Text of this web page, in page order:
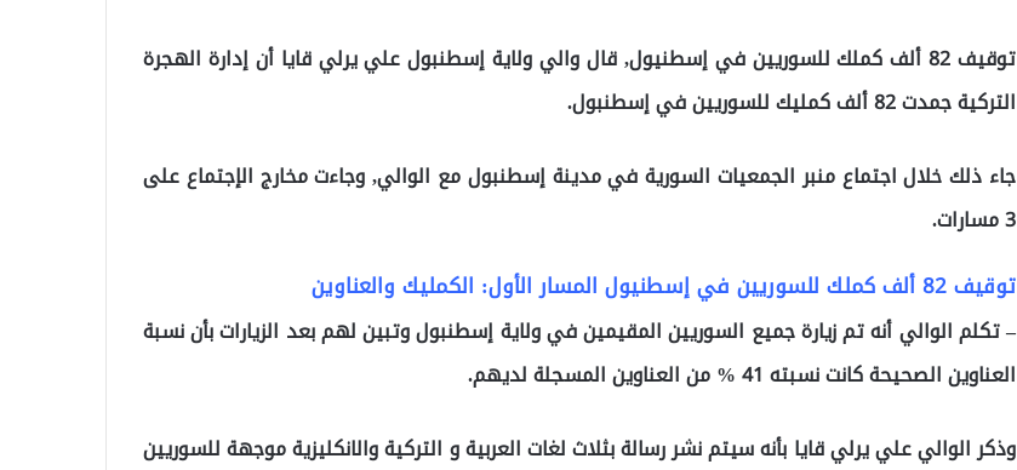
توقيف 82 ألف كملك للسوريين في إسطنيول, قال والي ولاية إسطنبول علي يرلي قايا أن إدارة الهجرة
التركية جمدت 82 ألف كمليك للسوريين في إسطنبول.
جاء ذلك خلال اجتماع منبر الجمعيات السورية في مدينة إسطنبول مع الوالي, وجاءت مخارج الإجتماع على
3 مسارات.
توقيف 82 ألف كملك للسوريين في إسطنيول المسار الأول: الكمليك والعناوين
– تكلم الوالي أنه تم زيارة جميع السوريين المقيمين في ولاية إسطنبول وتبين لهم بعد الزيارات بأن نسبة
العناوين الصحيحة كانت نسبته 41 % من العناوين المسجلة لديهم.
وذكر الوالي علي يرلي قايا بأنه سيتم نشر رسالة بثلاث لغات العربية و التركية والانكليزية موجهة للسوريين